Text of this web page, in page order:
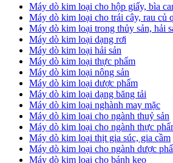
Máy dò kim loại cho hộp giấy, bìa
Máy dò kim loại cho trái cây, rau củ
Máy dò kim loại trong thủy sản, hải
Máy dò kim loại dạng rơi
Máy dò kim loại hải sản
Máy dò kim loại thực phẩm
Máy dò kim loại nông sản
Máy dò kim loại dược phẩm
Máy dò kim loại dạng băng tải
Máy dò kim loại nghành may mặc
Máy dò kim loại cho ngành thuỷ sản
Máy dò kim loại cho ngành thực
Máy dò kim loại thịt gia súc, gia cầm
Máy dò kim loại cho ngành dược
Máy dò kim loại cho bánh kẹo